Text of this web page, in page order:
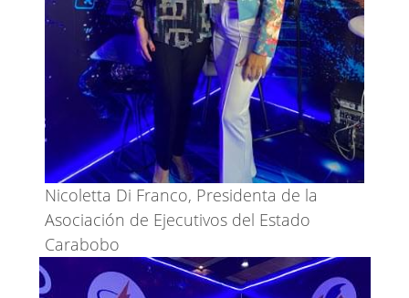
Nicoletta Di Franco, Presidenta de la
Asociación de Ejecutivos del Estado
Carabobo